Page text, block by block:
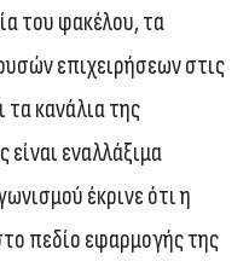
του φακέλου, τα
επιχειρήσεων στις
τα κανάλια της
εναλλάξιμα
έκρινε ότι η
πεδίο εφαρμογής της